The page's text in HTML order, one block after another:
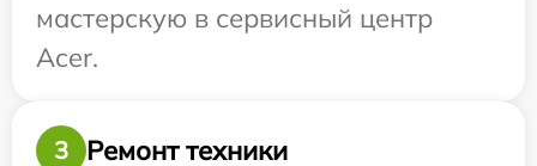
мастерскую в сервисный центр
Acer.
3 Ремонт техники